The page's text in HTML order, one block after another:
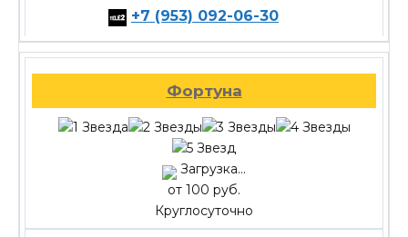
+7 (953) 092-06-30
Фортуна
Загрузка...
от 100 руб.
Круглосуточно